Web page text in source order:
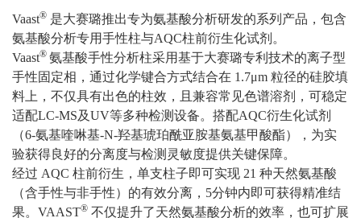
Vaast® 是大赛璐推出专为氨基酸分析研发的系列 产品 ，包含
氨基酸分析专用手性柱与AQC柱前衍生化试剂。
Vaast® 氨基酸手性分析柱采用基于大赛璐专利技术的离子型
手性固定相，通过化学键合方式结合在 1.7μm 粒径的硅胶填
料上，不仅具有出色的柱效，且兼容常见色谱溶剂，可稳定
适配LC-MS及UV等多种检测设备。搭配AQC衍生化试剂
（6-氨基喹啉基-N-羟基琥珀酰亚胺基氨基甲酸酯），为实
验获得良好的分离度与检测灵敏度提供关键保障。
经过 AQC 柱前衍生，单支柱子即可实现 21 种天然氨基酸
（含手性与非手性）的有效分离，5分钟内即可获得精准结
果。 VAAST® 不仅提升了天然氨基酸分析的效率，也可扩展